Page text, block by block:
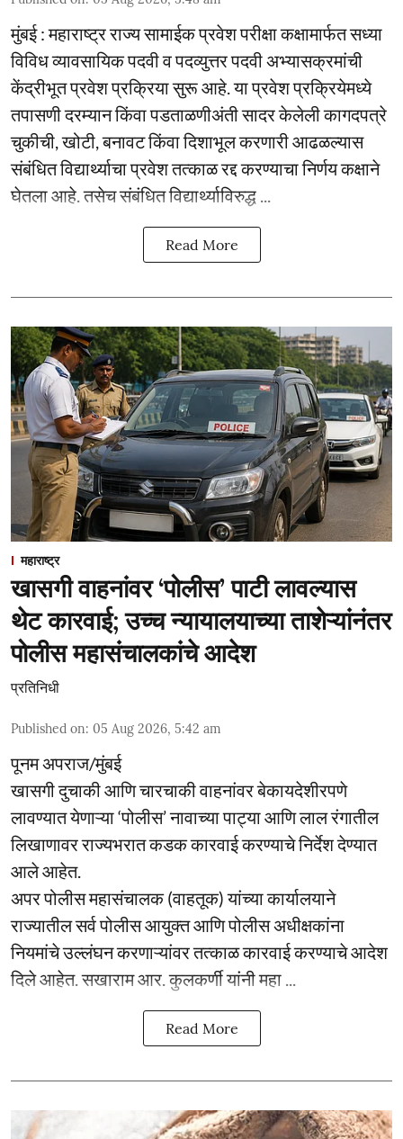
मुंबई : महाराष्ट्र राज्य सामाईक प्रवेश परीक्षा कक्षामार्फत सध्या
विविध व्यावसायिक पदवी व पदव्युत्तर पदवी अभ्यासक्रमांची
केंद्रीभूत प्रवेश प्रक्रिया सुरू आहे. या प्रवेश प्रक्रियेमध्ये
तपासणी दरम्यान किंवा पडताळणीअंती सादर केलेली कागदपत्रे
चुकीची, खोटी, बनावट किंवा दिशाभूल करणारी आढळल्यास
संबंधित विद्यार्थ्याचा प्रवेश तत्काळ रद्द करण्याचा निर्णय कक्षाने
घेतला आहे. तसेच संबंधित विद्यार्थ्याविरुद्ध ...
Read More
महाराष्ट्र
खासगी वाहनांवर ‘पोलीस’ पाटी लावल्यास
थेट कारवाई; उच्च न्यायालयाच्या ताशेऱ्यांनंतर
पोलीस महासंचालकांचे आदेश
प्रतिनिधी
Published on: 05 Aug 2026, 5:42 am
पूनम अपराज/मुंबई
खासगी दुचाकी आणि चारचाकी वाहनांवर बेकायदेशीरपणे
लावण्यात येणाऱ्या ‘पोलीस’ नावाच्या पाट्या आणि लाल रंगातील
लिखाणावर राज्यभरात कडक कारवाई करण्याचे निर्देश देण्यात
आले आहेत.
अपर पोलीस महासंचालक (वाहतूक) यांच्या कार्यालयाने
राज्यातील सर्व पोलीस आयुक्त आणि पोलीस अधीक्षकांना
नियमांचे उल्लंघन करणाऱ्यांवर तत्काळ कारवाई करण्याचे आदेश
दिले आहेत. सखाराम आर. कुलकर्णी यांनी महा ...
Read More